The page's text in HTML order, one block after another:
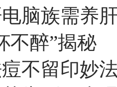
脑族需养
不醉”揭秘
不留印妙